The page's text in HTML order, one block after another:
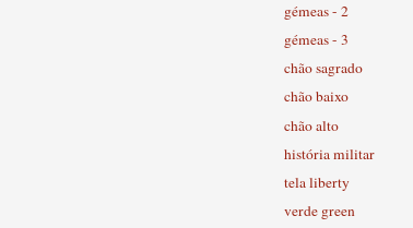
gémeas - 2
gémeas - 3
chão sagrado
chão baixo
chão alto
história militar
tela liberty
verde green